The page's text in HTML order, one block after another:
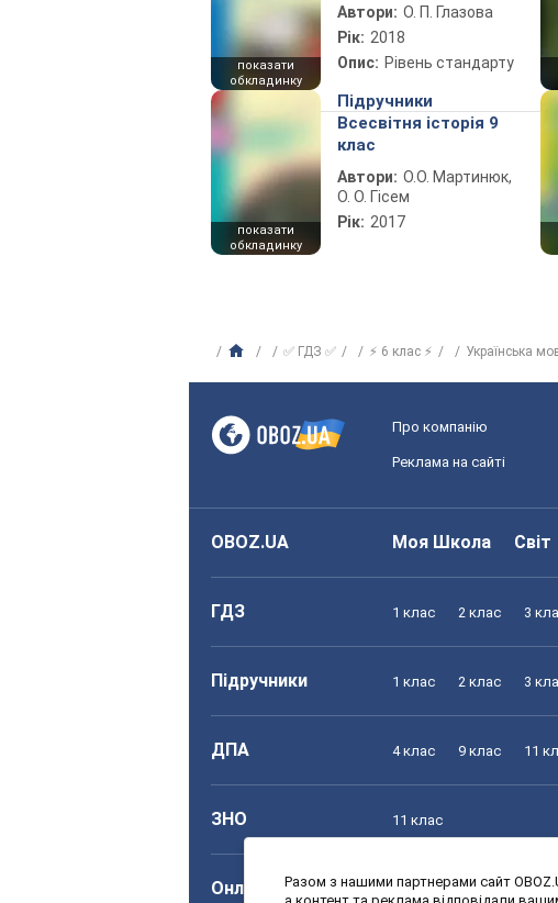
показати
обкладинку
Автори: О. П. Глазова
Рік: 2018
Опис: Рівень стандарту
показати
обкладинку
Підручники
Всесвітня історія 9
клас
Автори: О.О. Мартинюк,
О. О. Гісем
Рік: 2017
✅ ГДЗ ✅ ⚡ 6 клас ⚡ Українська
Про компанію
Реклама на сайті
OBOZ.UA Моя Школа Світ
ГДЗ 1 клас 2 клас 3
Підручники 1 клас 2 клас 3
ДПА 4 клас 9 клас 11
ЗНО 11 клас
Онлайн уроки 1 клас 2 клас 3
Разом з нашими партнерами сайт